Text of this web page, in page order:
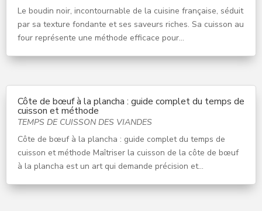
Le boudin noir, incontournable de la cuisine française, séduit
par sa texture fondante et ses saveurs riches. Sa cuisson au
four représente une méthode efficace pour...
Côte de bœuf à la plancha : guide complet du temps de
cuisson et méthode
TEMPS DE CUISSON DES VIANDES
Côte de bœuf à la plancha : guide complet du temps de
cuisson et méthode Maîtriser la cuisson de la côte de bœuf
à la plancha est un art qui demande précision et...